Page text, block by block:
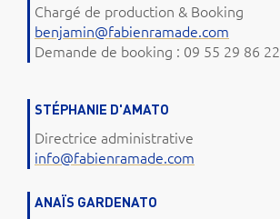
Chargé de production & Booking
benjamin@fabienramade.com
Demande de booking : 09 55 29 86 22
STÉPHANIE D'AMATO
Directrice administrative
info@fabienramade.com
ANAÏS GARDENATO